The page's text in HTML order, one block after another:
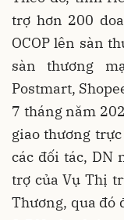
trợ hơn 200
OCOP lên sàn
sàn thương
Postmart,
7 tháng năm
giao thương
các đối tác, DN
trợ của Vụ Thị
Thương, qua đó